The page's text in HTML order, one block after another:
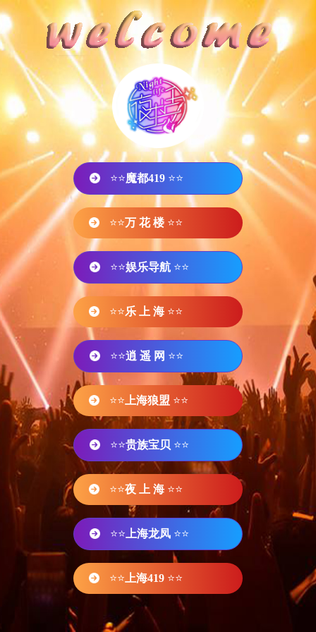
⭐⭐魔都419 ⭐⭐
⭐⭐万 花 楼 ⭐⭐
⭐⭐娱乐导航 ⭐⭐
⭐⭐乐 上 海 ⭐⭐
⭐⭐逍 遥 网 ⭐⭐
⭐⭐ 上海狼盟 ⭐⭐
⭐⭐贵族宝贝 ⭐⭐
⭐⭐夜 上 海 ⭐⭐
⭐⭐ 上海龙凤 ⭐⭐
⭐⭐ 上海419 ⭐⭐